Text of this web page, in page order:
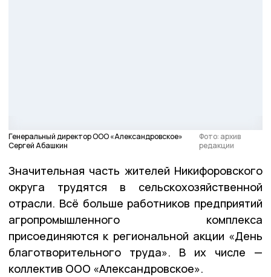
Генеральный директор ООО «Александровское»
Сергей Абашкин
Фото: архив
редакции
Значительная часть жителей Никифоровского
округа трудятся в сельскохозяйственной
отрасли. Всё больше работников предприятий
агропромышленного комплекса
присоединяются к региональной акции «День
благотворительного труда». В их числе —
коллектив ООО «Александровское».